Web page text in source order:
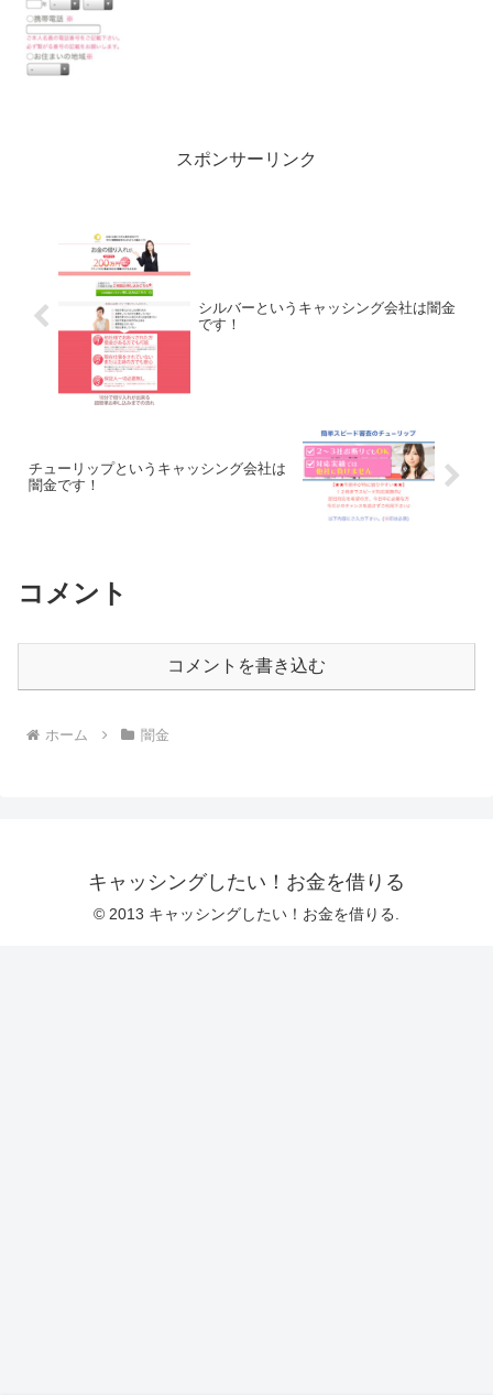
スポンサーリンク
シルバーというキャッシング会社は闇金
です！
チューリップというキャッシング会社は
闇金です！
コメント
コメントを書き込む
ホーム 闇金
キャッシングしたい！お金を借りる
© 2013 キャッシングしたい！お金を借りる.